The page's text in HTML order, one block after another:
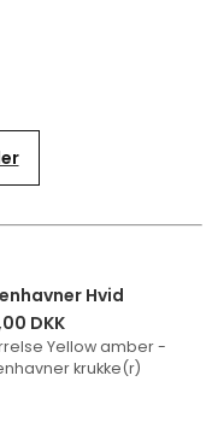
Hvid
DKK
Yellow amber -
krukke(r)